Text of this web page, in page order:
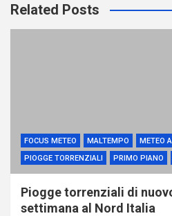
Related Posts
FOCUS METEO MALTEMPO
METEO
PIOGGE TORRENZIALI
PRIMO PIANO
Piogge torrenziali di
settimana al Nord Italia